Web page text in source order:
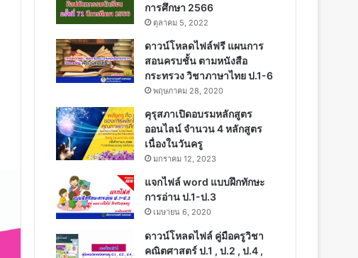
การศึกษา 2566
ตุลาคม 5, 2022
ดาวน์โหลดไฟล์ฟรี แผนการ
สอนครบชั้น ตามหนังสือ
กระทรวง วิชาภาษาไทย ป.1-6
พฤษภาคม 28, 2020
คุรุสภาเปิดอบรมหลักสูตร
ออนไลน์ จำนวน 4 หลักสูตร
เนื่องในวันครู
มกราคม 12, 2023
แจกไฟล์ word แบบฝึกทักษะ
การอ่าน ป.1-ป.3
เมษายน 6, 2020
ดาวน์โหลดไฟล์ คู่มือครูวิชา
คณิตศาสตร์ ป.1 , ป.2 , ป.4 ,